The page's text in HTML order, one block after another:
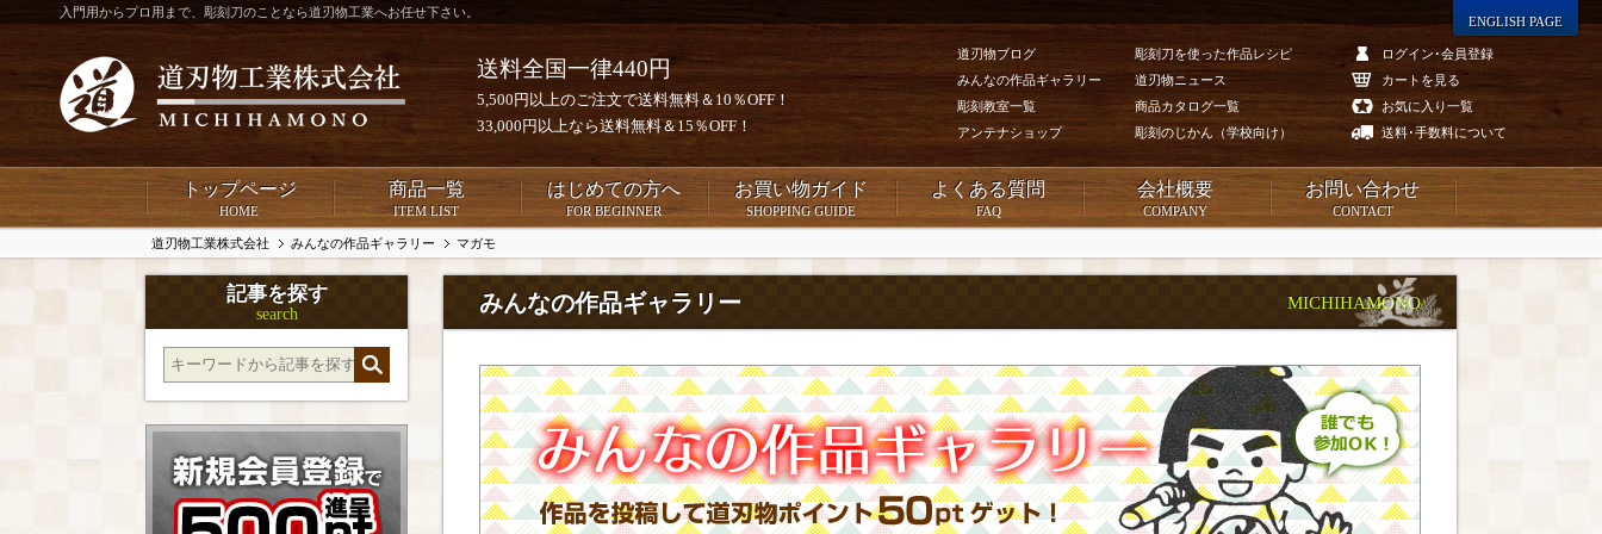
入門用からプロ用まで、彫刻刀のことなら道刃物工業へお任せ下さい。
送料全国一律440円
5,500円以上のご注文で送料無料＆10％OFF！
33,000円以上なら送料無料＆15％OFF！
道刃物ブログ
みんなの作品ギャラリー
彫刻教室一覧
アンテナショップ
彫刻刀を使った作品レシピ
道刃物ニュース
商品カタログ一覧
彫刻のじかん（学校向け）
ログイン･会員登録
カートを見る
お気に入り一覧
送料･手数料について
ENGLISH PAGE
トップページ
HOME
商品一覧
ITEM LIST
はじめての方へ
FOR BEGINNER
お買い物ガイド
SHOPPING GUIDE
よくある質問
FAQ
会社概要
COMPANY
お問い合わせ
CONTACT
道刃物工業株式会社 みんなの作品ギャラリー マガモ
みんなの作品ギャラリー MICHIHAMONO
記事を探す
search